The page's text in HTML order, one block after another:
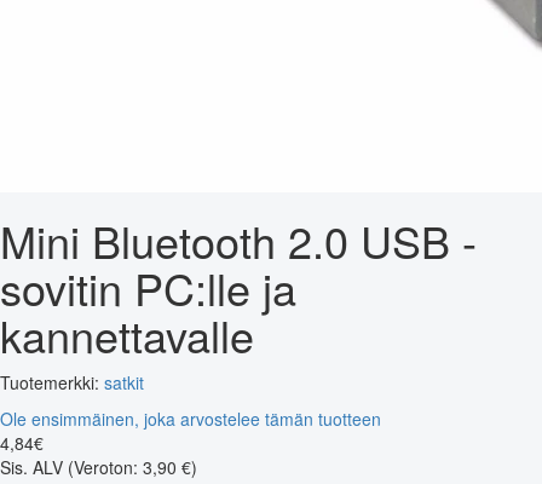
Mini Bluetooth 2.0 USB -
sovitin PC:lle ja
kannettavalle
Tuotemerkki: satkit
Ole ensimmäinen, joka arvostelee tämän tuotteen
4,84€
Sis. ALV (Veroton: 3,90 €)